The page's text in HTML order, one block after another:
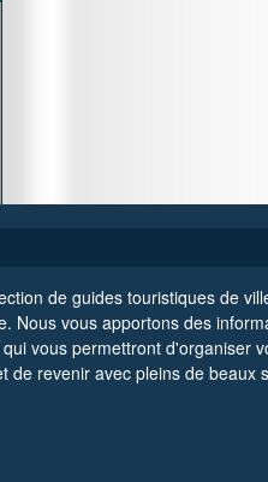
de guides touristiques de
Nous vous apportons des
vous permettront d'organiser
de revenir avec pleins de beaux